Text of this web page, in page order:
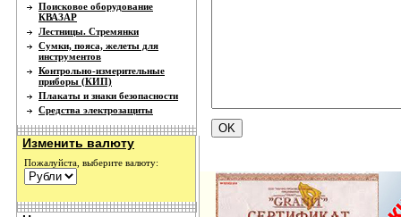
Поисковое оборудование
КВАЗАР
Лестницы. Стремянки
Сумки, пояса, желеты для
инструментов
Контрольно-измерительные
приборы (КИП)
Плакаты и знаки безопасности
Средства электрозащиты
Изменить валюту
Пожалуйста, выберите валюту: